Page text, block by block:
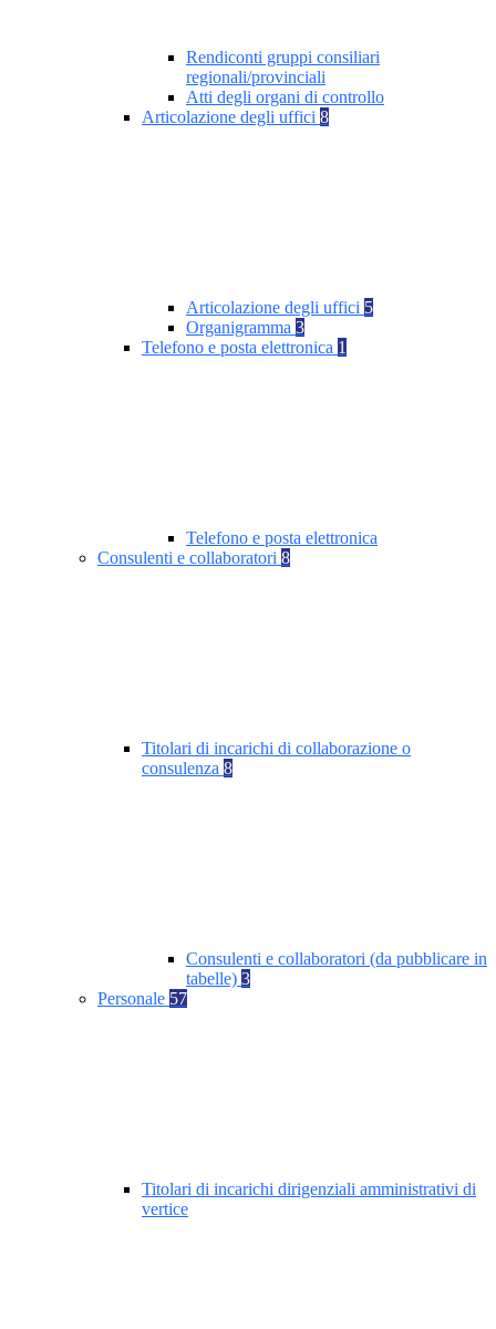
Rendiconti gruppi consiliari
regionali/provinciali
Atti degli organi di controllo
Articolazione degli uffici 8
Articolazione degli uffici 5
Organigramma 3
Telefono e posta elettronica 1
Telefono e posta elettronica
Consulenti e collaboratori 8
Titolari di incarichi di collaborazione o
consulenza 8
Consulenti e collaboratori (da pubblicare in
tabelle) 3
Personale 57
Titolari di incarichi dirigenziali amministrativi di
vertice